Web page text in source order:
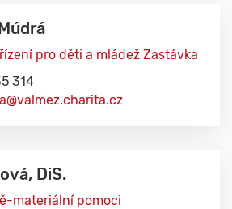
pro děti a mládež Zastávka
314
DiS.
materiální pomoci